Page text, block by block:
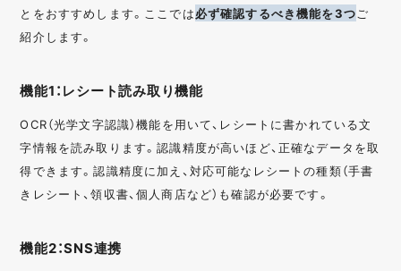
とをおすすめします。ここでは必ず確認するべき機能を3つご
紹介します。
機能1：レシート読み取り機能
OCR（光学文字認識）機能を用いて、レシートに書かれている文
字情報を読み取ります。認識精度が高いほど、正確なデータを取
得できます。認識精度に加え、対応可能なレシートの種類（手書
きレシート、領収書、個人商店など）も確認が必要です。
機能2：SNS連携